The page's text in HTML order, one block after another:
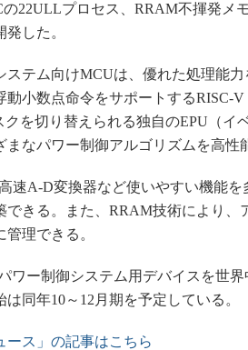
インダストリー
製造業ビッグデー
メイドインジャ
植物工場
知財マネジメント
海外生産
グローバル設計
の22ULLプロセス、RRAM不揮発メ
した。
テム向けMCUは、優れた処理能力
動小数点命令をサポートするRISC-
を切り替えられる独自のEPU（イ
なパワー制御アルゴリズムを高性
速A-D変換器など使いやすい機能を
できる。また、RRAM技術により、
理できる。
ー制御システム用デバイスを世界
同年10～12月期を予定している。
ス」の記事はこちら